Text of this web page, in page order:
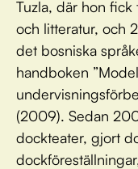
Tuzla, där hon
och litteratur, och
det bosniska
handboken
(2009). Sedan
dockteater, gjort